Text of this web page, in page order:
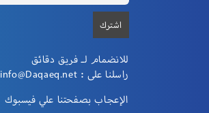
للانضمام لـ فريق دقائق
راسلنا على : info@Daqaeq.net
الإعجاب بصفحتنا علي فيسبوك